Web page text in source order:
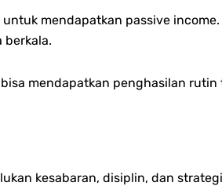
mendapatkan passive
berkala.
mendapatkan penghasilan
kesabaran, disiplin, dan